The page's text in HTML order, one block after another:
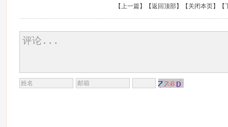
【上一篇】【返回顶部】【 关闭本页】【